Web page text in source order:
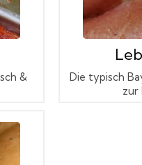
&
Die typisch
zur